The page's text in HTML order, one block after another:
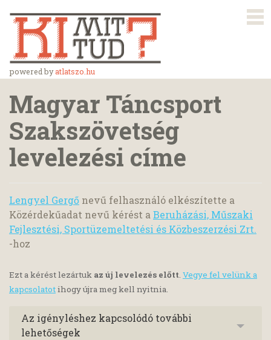
powered byatlatszo.hu
Magyar Táncsport
Szakszövetség
levelezési címe
Lengyel Gergő nevű felhasználó elkészítette a
Közérdekűadat nevű kérést a Beruházási, Műszaki
Fejlesztési, Sportüzemeltetési és Közbeszerzési Zrt.
-hoz
Ezt a kérést lezártuk az új levelezés előtt. Vegye fel velünk a
kapcsolatotihogy újra meg kell nyitnia.
Az igényléshez kapcsolódó további
lehetőségek